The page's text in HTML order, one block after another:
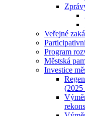
Veřejné
Program
Městská
Investice
(2025